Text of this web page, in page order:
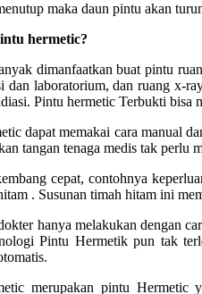
maka daun pintu akan
hermetic?
dimanfaatkan buat pintu
dan laboratorium, dan ruang x-
Pintu hermetic Terbukti bisa
dapat memakai cara manual
tangan tenaga medis tak perlu
cepat, contohnya
. Susunan timah hitam ini
hanya melakukan dengan
Pintu Hermetik pun tak
merupakan pintu